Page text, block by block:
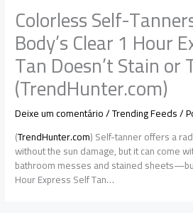
Colorless Self-
Body’s Clear 1 Hour
Tan Doesn’t Stain or
(TrendHunter.com)
Deixe um comentário/Trending Feeds/
(TrendHunter.com) Self-tanner offers a
without the sun damage, but it can come
bathroom messes and stained
Hour Express Self Tan…